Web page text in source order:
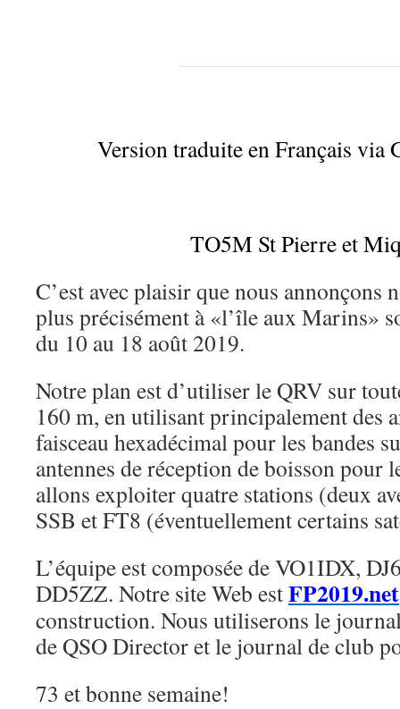
Version traduite en Français via
TO5M St Pierre et
C’est avec plaisir que nous annonçons
plus précisément à «l’île aux Marins»
du 10 au 18 août 2019.
Notre plan est d’utiliser le QRV sur
160 m, en utilisant principalement des
faisceau hexadécimal pour les bandes
antennes de réception de boisson pour
allons exploiter quatre stations (deux
SSB et FT8 (éventuellement certains
L’équipe est composée de VO1IDX,
DD5ZZ. Notre site Web estFP2019.net
construction. Nous utiliserons le
de QSO Director et le journal de club
73 et bonne semaine!